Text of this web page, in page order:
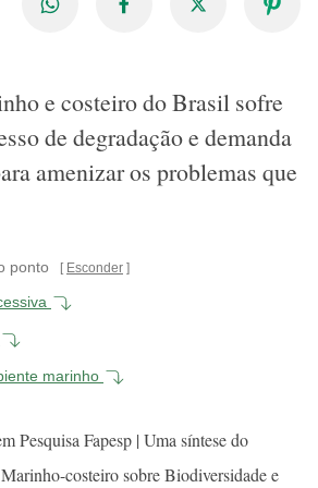
e costeiro do Brasil sofre
de degradação e demanda
amenizar os problemas que
ponto Esconder
marinho
Pesquisa Fapesp | Uma síntese do
costeiro sobre Biodiversidade e